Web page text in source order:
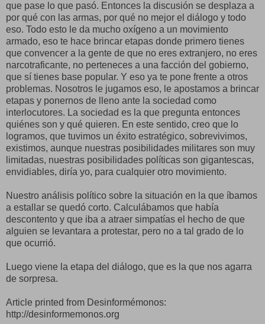
que pase lo que pasó. Entonces la discusión se desplaza a
por qué con las armas, por qué no mejor el diálogo y todo
eso. Todo esto le da mucho oxígeno a un movimiento
armado, eso te hace brincar etapas donde primero tienes
que convencer a la gente de que no eres extranjero, no eres
narcotraficante, no perteneces a una facción del gobierno,
que sí tienes base popular. Y eso ya te pone frente a otros
problemas. Nosotros le jugamos eso, le apostamos a brincar
etapas y ponernos de lleno ante la sociedad como
interlocutores. La sociedad es la que pregunta entonces
quiénes son y qué quieren. En este sentido, creo que lo
logramos, que tuvimos un éxito estratégico, sobrevivimos,
existimos, aunque nuestras posibilidades militares son muy
limitadas, nuestras posibilidades políticas son gigantescas,
envidiables, diría yo, para cualquier otro movimiento.
Nuestro análisis político sobre la situación en la que íbamos
a estallar se quedó corto. Calculábamos que había
descontento y que iba a atraer simpatías el hecho de que
alguien se levantara a protestar, pero no a tal grado de lo
que ocurrió.
Luego viene la etapa del diálogo, que es la que nos agarra
de sorpresa.
Article printed from Desinformémonos:
http://desinformemonos.org